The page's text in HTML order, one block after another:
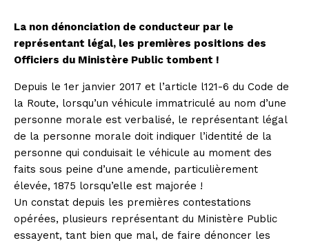
La non dénonciation de conducteur par le
représentant légal, les premières positions des
Officiers du Ministère Public tombent !
Depuis le 1er janvier 2017 et l’article l121-6 du Code de
la Route, lorsqu’un véhicule immatriculé au nom d’une
personne morale est verbalisé, le représentant légal
de la personne morale doit indiquer l’identité de la
personne qui conduisait le véhicule au moment des
faits sous peine d’une amende, particulièrement
élevée, 1875 lorsqu’elle est majorée !
Un constat depuis les premières contestations
opérées, plusieurs représentant du Ministère Public
essayent, tant bien que mal, de faire dénoncer les